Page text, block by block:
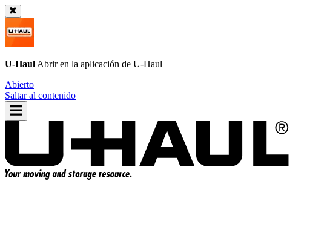
U-Haul Abrir en la aplicación de U-Haul
Abierto
Saltar al contenido